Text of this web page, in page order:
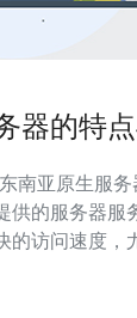
器的特
供的服务器服
的访问速度，
地满足当地